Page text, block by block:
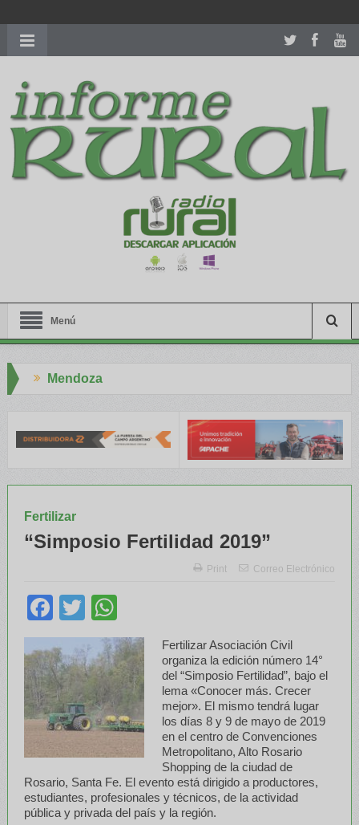
richardmillereplica
women.patekphilippe.tofor sale in usa recognized command with
dining room table ceremony. welcome to our
perfectwatches.is
shop. best youngsexdoll.comwith professional customer
services. 1: 1 design high
https://reallydiamond.com/
Menú
Fertilizar
“Simposio Fertilidad 2019”
Print Correo Electrónico
Facebook
Twitter
Fertilizar Asociación Civil
organiza la edición número 14°
del “Simposio Fertilidad”, bajo el
lema «Conocer más. Crecer
mejor». El mismo tendrá lugar
los días 8 y 9 de mayo de 2019
en el centro de Convenciones
Metropolitano, Alto Rosario
Shopping de la ciudad de
Rosario, Santa Fe. El evento está dirigido a productores,
estudiantes, profesionales y técnicos, de la actividad
pública y privada del país y la región.